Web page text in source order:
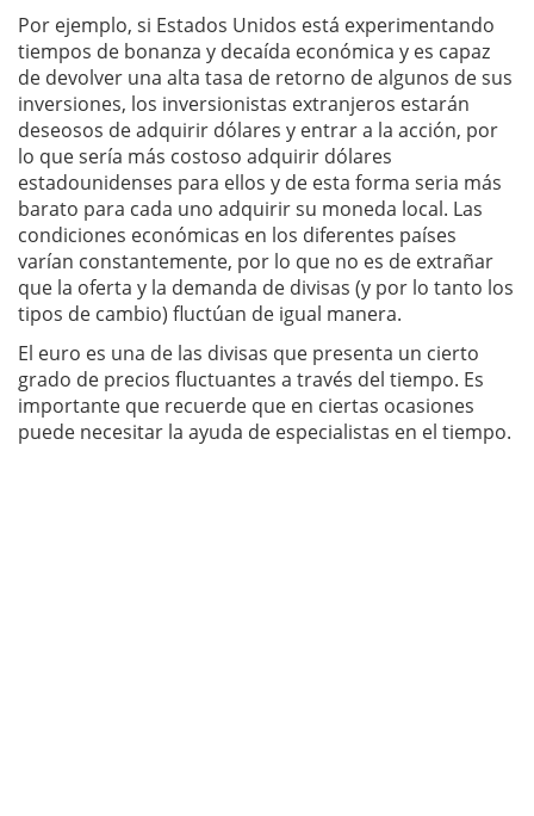
Por ejemplo, si Estados Unidos está experimentando
tiempos de bonanza y decaída económica y es capaz
de devolver una alta tasa de retorno de algunos de sus
inversiones, los inversionistas extranjeros estarán
deseosos de adquirir dólares y entrar a la acción, por
lo que sería más costoso adquirir dólares
estadounidenses para ellos y de esta forma seria más
barato para cada uno adquirir su moneda local. Las
condiciones económicas en los diferentes países
varían constantemente, por lo que no es de extrañar
que la oferta y la demanda de divisas (y por lo tanto los
tipos de cambio) fluctúan de igual manera.
El euro es una de las divisas que presenta un cierto
grado de precios fluctuantes a través del tiempo. Es
importante que recuerde que en ciertas ocasiones
puede necesitar la ayuda de especialistas en el tiempo.